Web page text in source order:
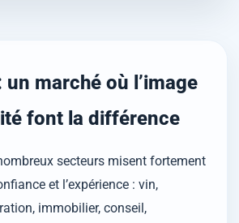
un marché où l’image
font la différence
secteurs misent fortement
et l’expérience : vin,
immobilier, conseil,